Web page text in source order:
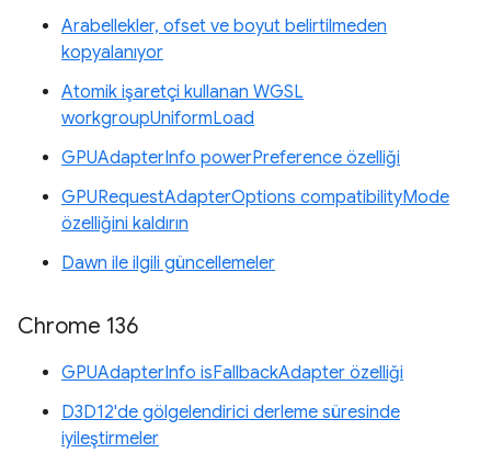
Arabellekler, ofset ve boyut belirtilmeden
kopyalanıyor
Atomik işaretçi kullanan WGSL
workgroupUniformLoad
GPUAdapterInfo powerPreference özelliği
GPURequestAdapterOptions compatibilityMode
özelliğini kaldırın
Dawn ile ilgili güncellemeler
Chrome 136
GPUAdapterInfo isFallbackAdapter özelliği
D3D12'de gölgelendirici derleme süresinde
iyileştirmeler